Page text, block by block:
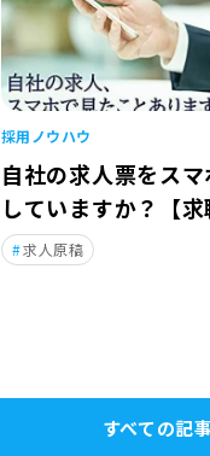
採用ノウハウ
自社の求人票をス
していますか？【
求人原稿
すべての記